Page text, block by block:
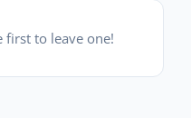
first to leave one!